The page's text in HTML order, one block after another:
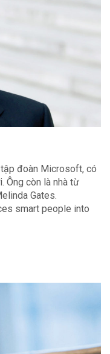
đoàn Microsoft, có
Ông còn là nhà từ
Gates.
smart people into